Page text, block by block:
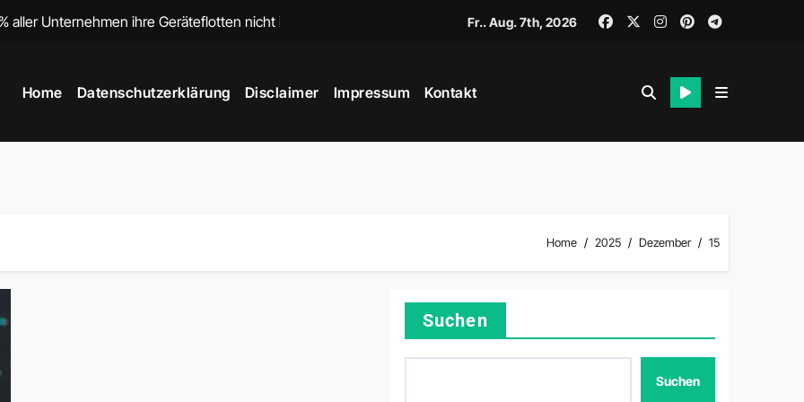
aller Unternehmen ihre Geräteflotten nicht im Griff haben
Trends und Herausforderungen 2025
verstehen
Bedrohungen und KRITIS-Dachgesetz 2026
Fr.. Aug. 7th, 2026
Home Datenschutzerklärung Disclaimer Impressum Kontakt
Home 2025 Dezember 15
Suchen
Suchen